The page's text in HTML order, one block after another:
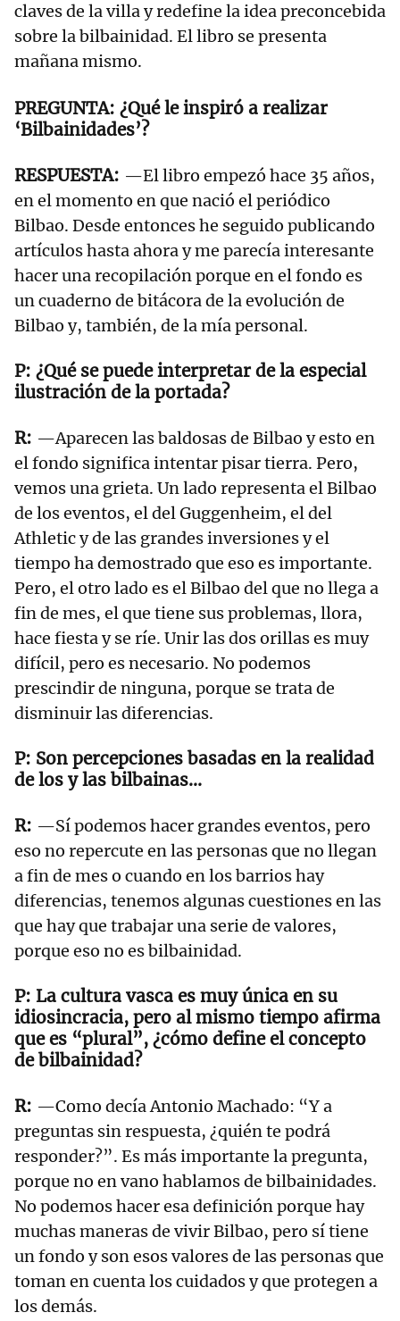
claves de la villa y redefine la idea preconcebida
sobre la bilbainidad. El libro se presenta
mañana mismo.
¿Qué le inspiró a realizar
‘Bilbainidades’?
—El libro empezó hace 35 años,
en el momento en que nació el periódico
Bilbao. Desde entonces he seguido publicando
artículos hasta ahora y me parecía interesante
hacer una recopilación porque en el fondo es
un cuaderno de bitácora de la evolución de
Bilbao y, también, de la mía personal.
¿Qué se puede interpretar de la especial
ilustración de la portada?
—Aparecen las baldosas de Bilbao y esto en
el fondo significa intentar pisar tierra. Pero,
vemos una grieta. Un lado representa el Bilbao
de los eventos, el del Guggenheim, el del
Athletic y de las grandes inversiones y el
tiempo ha demostrado que eso es importante.
Pero, el otro lado es el Bilbao del que no llega a
fin de mes, el que tiene sus problemas, llora,
hace fiesta y se ríe. Unir las dos orillas es muy
difícil, pero es necesario. No podemos
prescindir de ninguna, porque se trata de
disminuir las diferencias.
Son percepciones basadas en la realidad
de los y las bilbainas...
—Sí podemos hacer grandes eventos, pero
eso no repercute en las personas que no llegan
a fin de mes o cuando en los barrios hay
diferencias, tenemos algunas cuestiones en las
que hay que trabajar una serie de valores,
porque eso no es bilbainidad.
La cultura vasca es muy única en su
idiosincracia, pero al mismo tiempo afirma
que es “plural”, ¿cómo define el concepto
de bilbainidad?
—Como decía Antonio Machado: “Y a
preguntas sin respuesta, ¿quién te podrá
responder?”. Es más importante la pregunta,
porque no en vano hablamos de bilbainidades.
No podemos hacer esa definición porque hay
muchas maneras de vivir Bilbao, pero sí tiene
un fondo y son esos valores de las personas que
toman en cuenta los cuidados y que protegen a
los demás.